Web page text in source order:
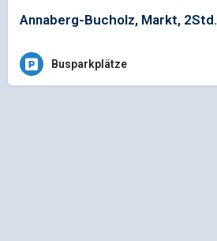
Annaberg-Bucholz, Markt, 2Std.
Busparkplätze